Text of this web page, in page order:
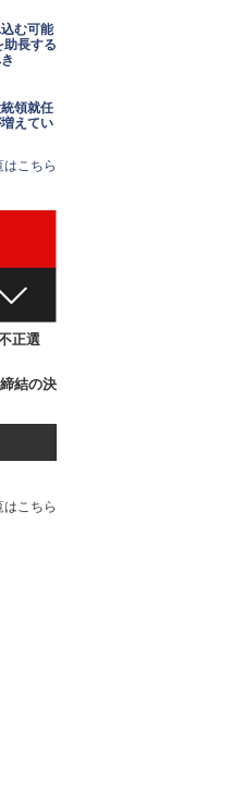
む可能
長する
領就任
えてい
こちら
正選
結の決
はこちら